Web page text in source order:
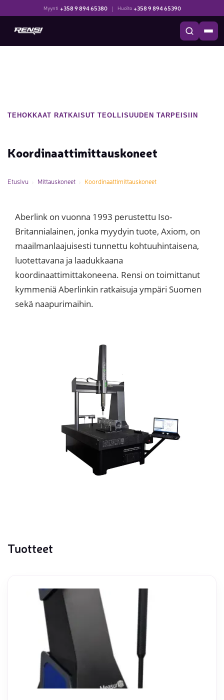
Myynti +358 9 894 65380 | Huolto +358 9 894 65390
TEHOKKAAT RATKAISUT TEOLLISUUDEN TARPEISIIN
Koordinaattimittauskoneet
Etusivu Mittauskoneet Koordinaattimittauskoneet
Aberlink on vuonna 1993 perustettu Iso-
Britannialainen, jonka myydyin tuote, Axiom, on
maailmanlaajuisesti tunnettu kohtuuhintaisena,
luotettavana ja laadukkaana
koordinaattimittakoneena. Rensi on toimittanut
kymmeniä Aberlinkin ratkaisuja ympäri Suomen
sekä naapurimaihin.
Tuotteet